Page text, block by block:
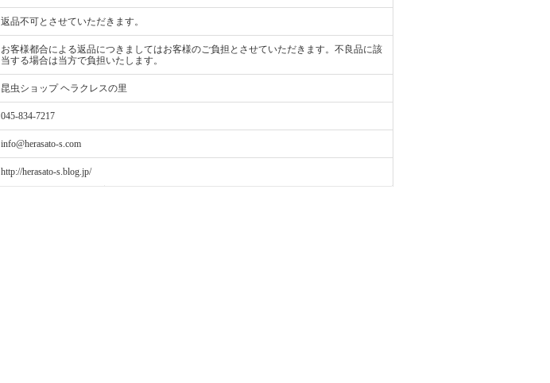
返品不可とさせていただきます。
お客様都合による返品につきましてはお客様のご負担とさせていただきます。不良品に該
当する場合は当方で負担いたします。
昆虫ショップ ヘラクレスの里
045-834-7217
info@herasato-s.com
http://herasato-s.blog.jp/